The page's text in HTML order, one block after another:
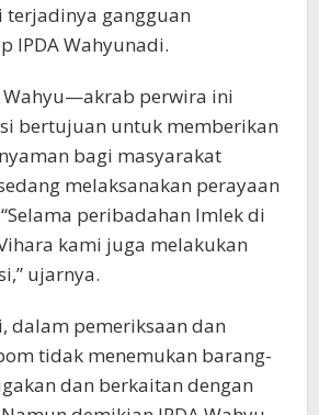
terjadinya gangguan
IPDA Wahyunadi.
Wahyu—akrab perwira ini
bertujuan untuk memberikan
bagi masyarakat
melaksanakan perayaan
peribadahan Imlek di
kami juga melakukan
ujarnya.
dalam pemeriksaan dan
tidak menemukan barang-
dan berkaitan dengan